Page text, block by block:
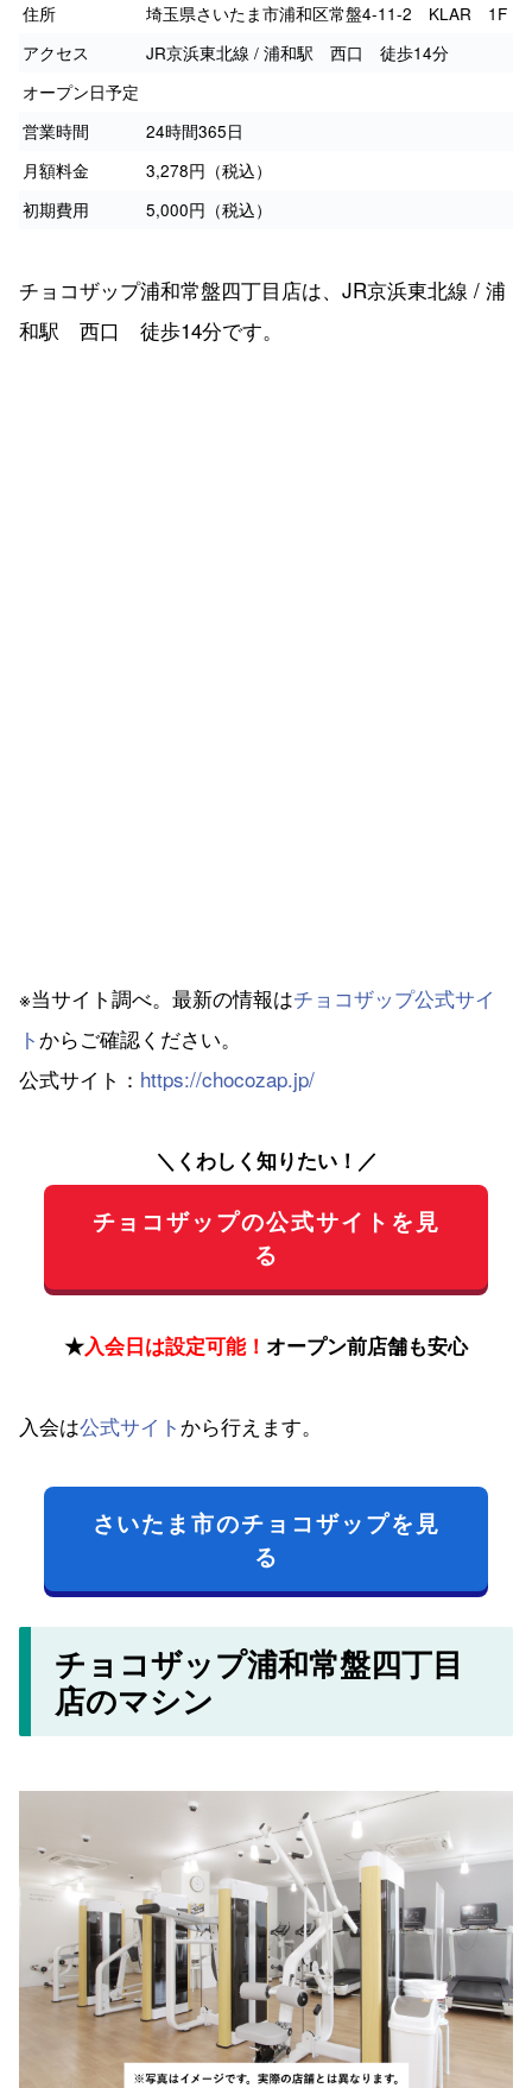
住所
埼玉県さいたま市浦和区常盤4-11-2 KLAR 1F
アクセス
JR京浜東北線 / 浦和駅 西口 徒歩14分
オープン日予定
営業時間
24時間365日
月額料金
3,278円（税込）
初期費用
5,000円（税込）
チョコザップ浦和常盤四丁目店は、JR京浜東北線 / 浦
和駅 西口 徒歩14分です。
※当サイト調べ。最新の情報はチョコザップ公式サイ
ト からご確認ください。
公式サイト： https://chocozap.jp/
＼くわしく知りたい！／
チョコザップの公式サイトを見
る
★入会日は設定可能！ オープン前店舗も安心
入会は公式サイト から行えます。
さいたま市のチョコザップを見
る
チョコザップ浦和常盤四丁目
店のマシン